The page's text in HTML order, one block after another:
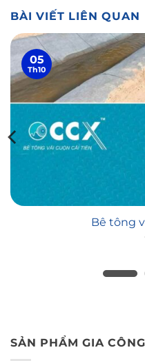
BÀI VIẾT LIÊN QUAN
Bê tông
05
Th10
SẢN PHẨM GIA CÔNG